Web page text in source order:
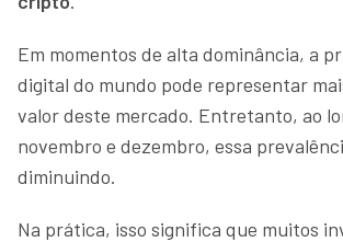
Em momentos de alta dominância, a
digital do mundo pode representar
valor deste mercado. Entretanto, ao
novembro e dezembro, essa
diminuindo.
Na prática, isso significa que muitos